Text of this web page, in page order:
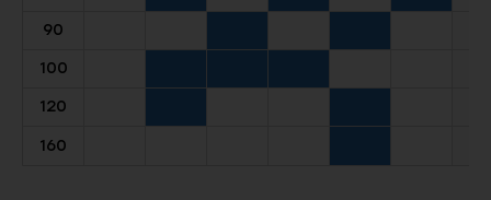
90
100
120
160